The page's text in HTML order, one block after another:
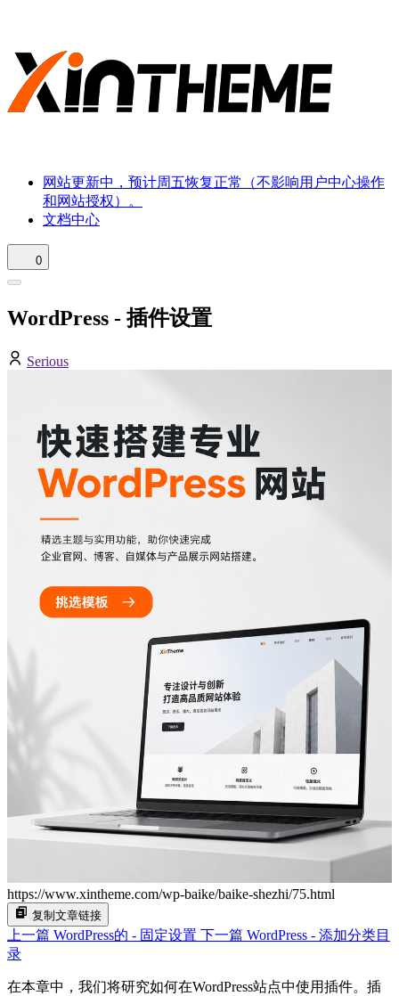
网站更新中，预计周五恢复正常（不影响用户中心操作
和网站授权）。
文档中心
0
WordPress - 插件设置
Serious
https://www.xintheme.com/wp-baike/baike-shezhi/75.html
复制文章链接
上一篇 WordPress的 - 固定设置 下一篇 WordPress - 添加分类目
录
在本章中，我们将研究如何在WordPress站点中使用插件。插